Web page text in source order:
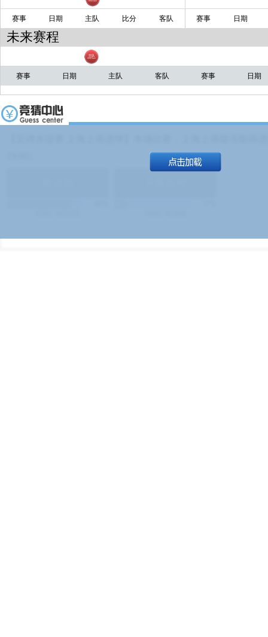
赛事 日期 主队 比分 客队 赛事 日期
未来赛程
赛事 日期 主队 客队 赛事 日期